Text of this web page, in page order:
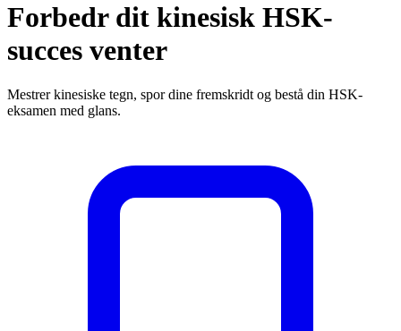
Forbedr dit kinesisk HSK-
succes venter
Mestrer kinesiske tegn, spor dine fremskridt og bestå din HSK-
eksamen med glans.